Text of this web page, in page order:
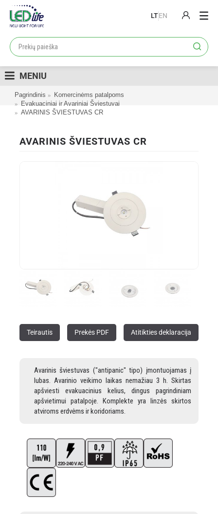
LTEN
PRODUKTAI
LOJALUMO PROGRAMA
KATALOGAI
KONTAKTAI
MENIU
Pagrindinis
Komercinėms patalpoms
Evakuaciniai ir Avariniai Šviestuvai
AVARINIS ŠVIESTUVAS CR
AVARINIS ŠVIESTUVAS CR
Teirautis Prekės PDF Atitikties deklaracija
Avarinis šviestuvas ("antipanic" tipo) įmontuojamas į
lubas. Avarinio veikimo laikas nemažiau 3 h. Skirtas
apšviesti evakuacinius kelius, dingus pagrindiniam
apšvietimui patalpoje. Komplekte yra linzės skirtos
atviroms erdvėms ir koridoriams.